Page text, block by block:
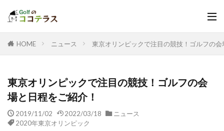
HOME ニュース 東京オリンピックで注目の競技！ゴルフの
東京オリンピックで注目の競技！ゴルフの会
場と日程をご紹介！
2019/11/02 2022/03/18
ニュース
2020年東京オリンピック